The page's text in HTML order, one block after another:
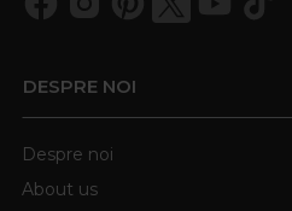
DESPRE NOI
Despre noi
About us